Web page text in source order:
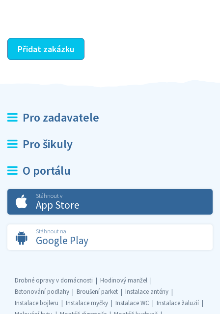
Přidat zakázku
Pro zadavatele
Pro šikuly
O portálu
Stáhnout v
App Store
Stáhnout na
Google Play
Drobné opravy v domácnosti
Hodinový manžel
Betonování podlahy
Broušení parket
Instalace antény
Instalace bojleru
Instalace myčky Instalace WC
Instalace žaluzií